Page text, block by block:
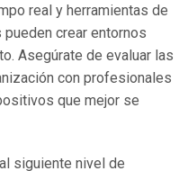
real y herramientas de
crear entornos
Asegúrate de evaluar las
con profesionales
que mejor se
siguiente nivel de